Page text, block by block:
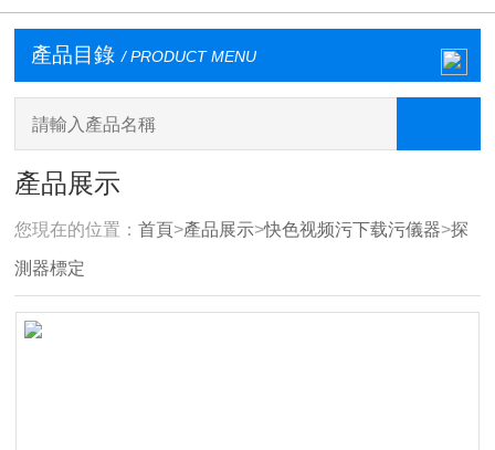
產品目錄 / PRODUCT MENU
產品展示
您現在的位置：首頁>產品展示>快色视频污下载污儀器>探
測器標定